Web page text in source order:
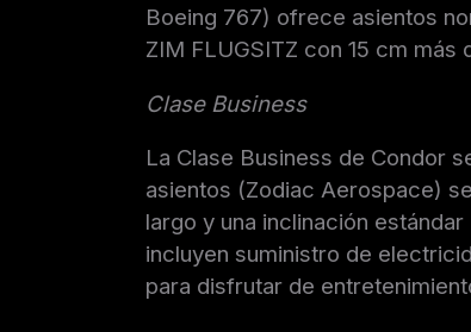
Boeing 767) ofrece asientos
ZIM FLUGSITZ con 15 cm más
Clase Business
La Clase Business de Condor
asientos (Zodiac Aerospace)
largo y una inclinación
incluyen suministro de
para disfrutar de